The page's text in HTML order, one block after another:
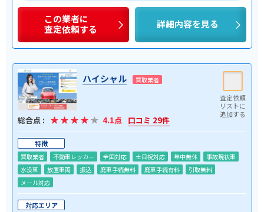
この業者に
査定依頼する
詳細内容を見る
ハイシャル 買取業者
総合点 : 4.1点 口コミ 29件
特徴
買取業者 不動車レッカー 全国対応 土日祝対応 年中無休
事故現状車
水没車
放置車両 振込 廃車手続無料 廃車手続有料
引取無料
メール対応
対応エリア